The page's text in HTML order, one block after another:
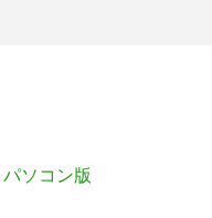
パソコン版